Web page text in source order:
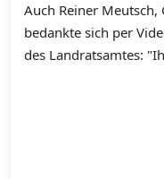
Auch Reiner
bedankte sich per
des Landratsamtes: